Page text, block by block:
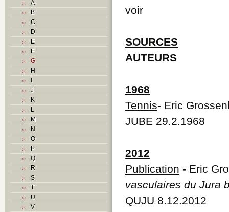
A
B
C
D
E
F
G
H
I
J
K
L
M
N
O
P
Q
R
S
T
U
V
voir
SOURCES
AUTEURS
1968
Tennis- Eric
JUBE 29.2.1968
2012
Publication - Eric
vasculaires du Jura
QUJU 8.12.2012